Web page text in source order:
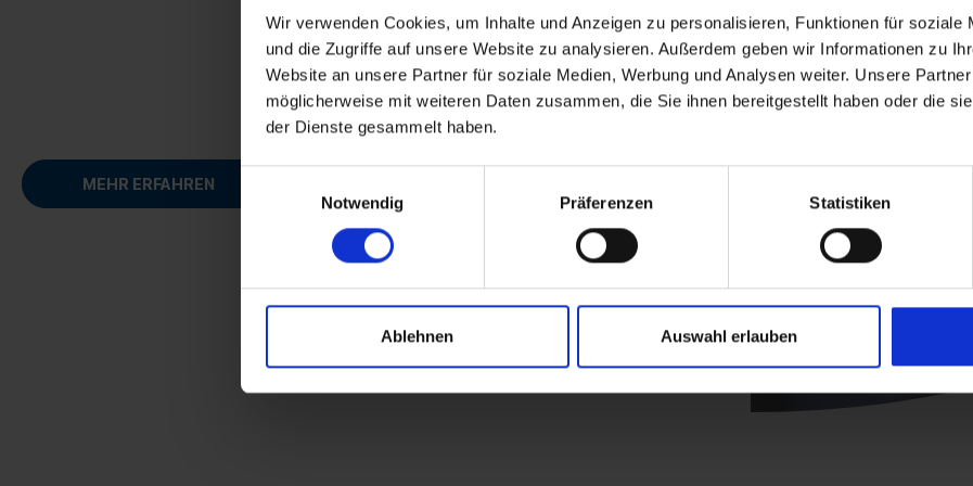
Wir verwenden Cookies, um Inhalte und Anzeigen zu personalisieren, Funktionen für soziale
und die Zugriffe auf unsere Website zu analysieren. Außerdem geben wir Informationen zu
Website an unsere Partner für soziale Medien, Werbung und Analysen weiter. Unsere
möglicherweise mit weiteren Daten zusammen, die Sie ihnen bereitgestellt haben oder die
der Dienste gesammelt haben.
Notwendig
Präferenzen Statistiken
Ablehnen Auswahl erlauben
MEHR ERFAHREN